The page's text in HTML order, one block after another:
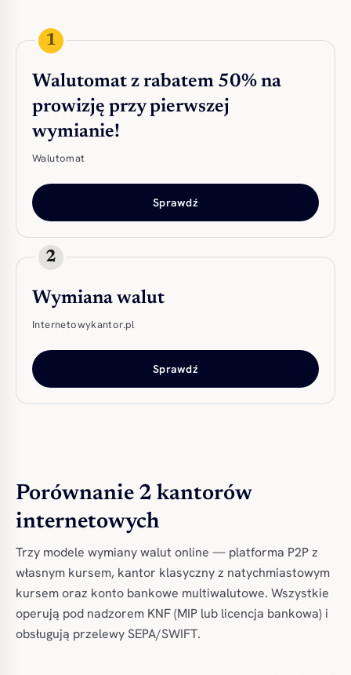
1
Walutomat z rabatem 50% na
prowizję przy pierwszej
wymianie!
Walutomat
Sprawdź
2
Wymiana walut
Internetowykantor.pl
Sprawdź
Porównanie 2 kantorów
internetowych
Trzy modele wymiany walut online — platforma P2P z
własnym kursem, kantor klasyczny z natychmiastowym
kursem oraz konto bankowe multiwalutowe. Wszystkie
operują pod nadzorem KNF (MIP lub licencja bankowa) i
obsługują przelewy SEPA/SWIFT.